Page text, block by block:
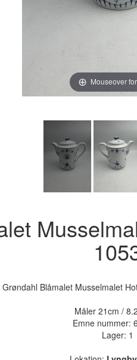
Mouseover
Grøndahl Blåmalet Musselmalet
Måler 21cm /
Emne nummer:
Lager: 1